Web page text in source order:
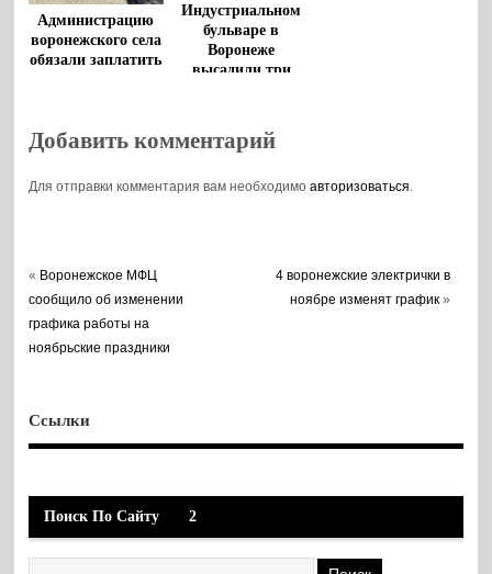
Администрацию
воронежского села
обязали заплатить
Индустриальном
бульваре в
Воронеже
высадили три
Добавить комментарий
Для отправки комментария вам необходимоавторизоваться
« Воронежское МФЦ
сообщило об изменении
графика работы на
ноябрьские праздники
4 воронежские электрички в
ноябре изменят график »
Ссылки
Поиск По Сайту 2